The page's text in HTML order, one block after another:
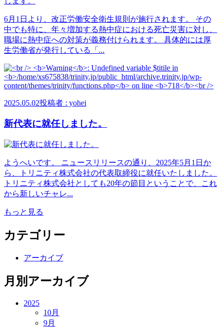
6月1日より、改正労働安全衛生規則が施行されます。 その
中でも特に、年々増加する熱中症における死亡災害に対し、
職場に熱中症への対策が義務付けられます。 具体的には厚
生労働省が発行している「...
2025.05.02投稿者 : yohei
新代表に就任しました。
ようへいです。 ニュースリリースの通り、2025年5月1日か
ら、トリニティ株式会社の代表取締役に就任いたしました。
トリニティ株式会社としても20年の節目ということで、これ
から新しいチャレ...
もっと見る
カテゴリー
アーカイブ
月別アーカイブ
2025
10月
9月